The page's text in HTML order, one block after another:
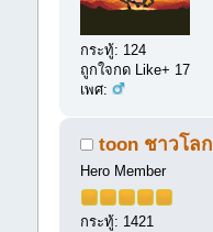
กระทู้: 124
ถูกใจกด Like+ 17
เพศ:
toon ชาวโลก
Hero Member
กระทู้: 1421